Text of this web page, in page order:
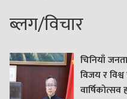
ब्लग/विचार
चिनियाँ
विजय र